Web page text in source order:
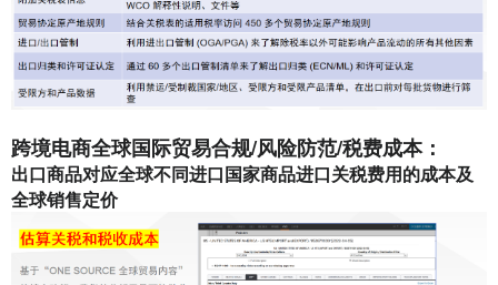
跨境电商全球国际贸易合规/风险防范/税费成本：
出口商品对应全球不同进口国家商品进口关税费用的成本及
全球销售定价